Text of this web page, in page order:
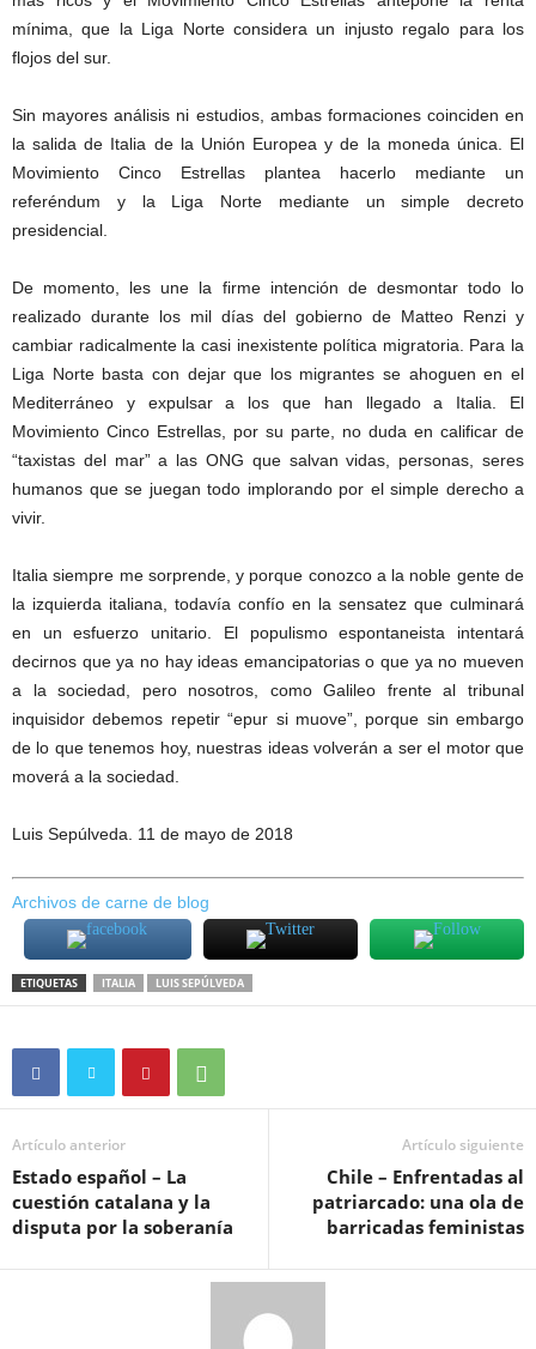
mínima, que la Liga Norte considera un injusto regalo para los
flojos del sur.
Sin mayores análisis ni estudios, ambas formaciones coinciden en
la salida de Italia de la Unión Europea y de la moneda única. El
Movimiento Cinco Estrellas plantea hacerlo mediante un
referéndum y la Liga Norte mediante un simple decreto
presidencial.
De momento, les une la firme intención de desmontar todo lo
realizado durante los mil días del gobierno de Matteo Renzi y
cambiar radicalmente la casi inexistente política migratoria. Para la
Liga Norte basta con dejar que los migrantes se ahoguen en el
Mediterráneo y expulsar a los que han llegado a Italia. El
Movimiento Cinco Estrellas, por su parte, no duda en calificar de
“taxistas del mar” a las ONG que salvan vidas, personas, seres
humanos que se juegan todo implorando por el simple derecho a
vivir.
Italia siempre me sorprende, y porque conozco a la noble gente de
la izquierda italiana, todavía confío en la sensatez que culminará
en un esfuerzo unitario. El populismo espontaneista intentará
decirnos que ya no hay ideas emancipatorias o que ya no mueven
a la sociedad, pero nosotros, como Galileo frente al tribunal
inquisidor debemos repetir “epur si muove”, porque sin embargo
de lo que tenemos hoy, nuestras ideas volverán a ser el motor que
moverá a la sociedad.
Luis Sepúlveda. 11 de mayo de 2018
Archivos de carne de blog
ETIQUETAS ITALIA LUIS SEPÚLVEDA
Artículo anterior
Estado español – La
cuestión catalana y la
disputa por la soberanía
Artículo siguiente
Chile – Enfrentadas al
patriarcado: una ola de
barricadas feministas